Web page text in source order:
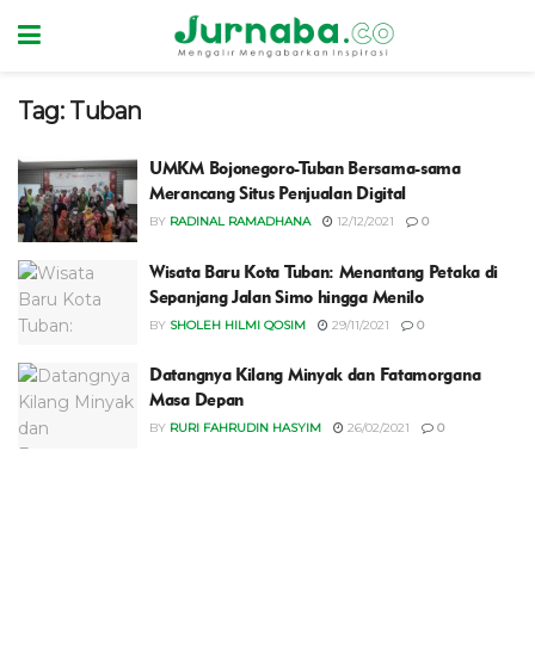
Tag: Tuban
UMKM Bojonegoro-Tuban Bersama-sama
Merancang Situs Penjualan Digital
BY RADINAL RAMADHANA 12/12/2021 0
Wisata Baru Kota Tuban: Menantang Petaka di
Sepanjang Jalan Simo hingga Menilo
BY SHOLEH HILMI QOSIM 29/11/2021 0
Datangnya Kilang Minyak dan Fatamorgana
Masa Depan
BY RURI FAHRUDIN HASYIM 26/02/2021 0